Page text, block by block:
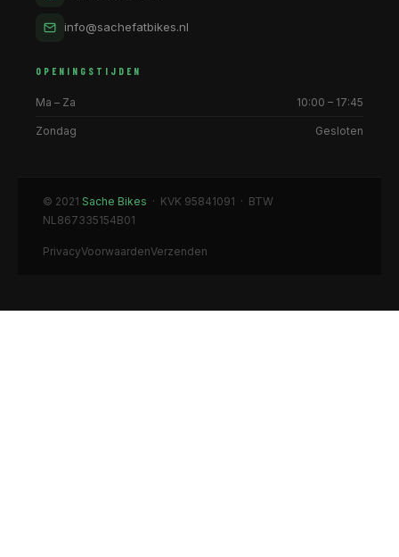
info@sachefatbikes.nl
OPENINGSTIJDEN
Ma – Za 10:00 – 17:45
Zondag Gesloten
© 2021 Sache Bikes · KVK 95841091 · BTW
NL867335154B01
PrivacyVoorwaardenVerzenden